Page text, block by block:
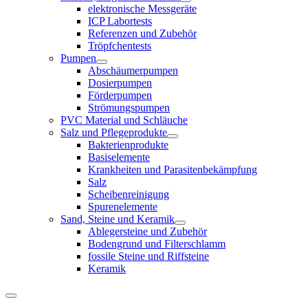
elektronische Messgeräte
ICP Labortests
Referenzen und Zubehör
Tröpfchentests
Pumpen
Abschäumerpumpen
Dosierpumpen
Förderpumpen
Strömungspumpen
PVC Material und Schläuche
Salz und Pflegeprodukte
Bakterienprodukte
Basiselemente
Krankheiten und Parasitenbekämpfung
Salz
Scheibenreinigung
Spurenelemente
Sand, Steine und Keramik
Ablegersteine und Zubehör
Bodengrund und Filterschlamm
fossile Steine und Riffsteine
Keramik